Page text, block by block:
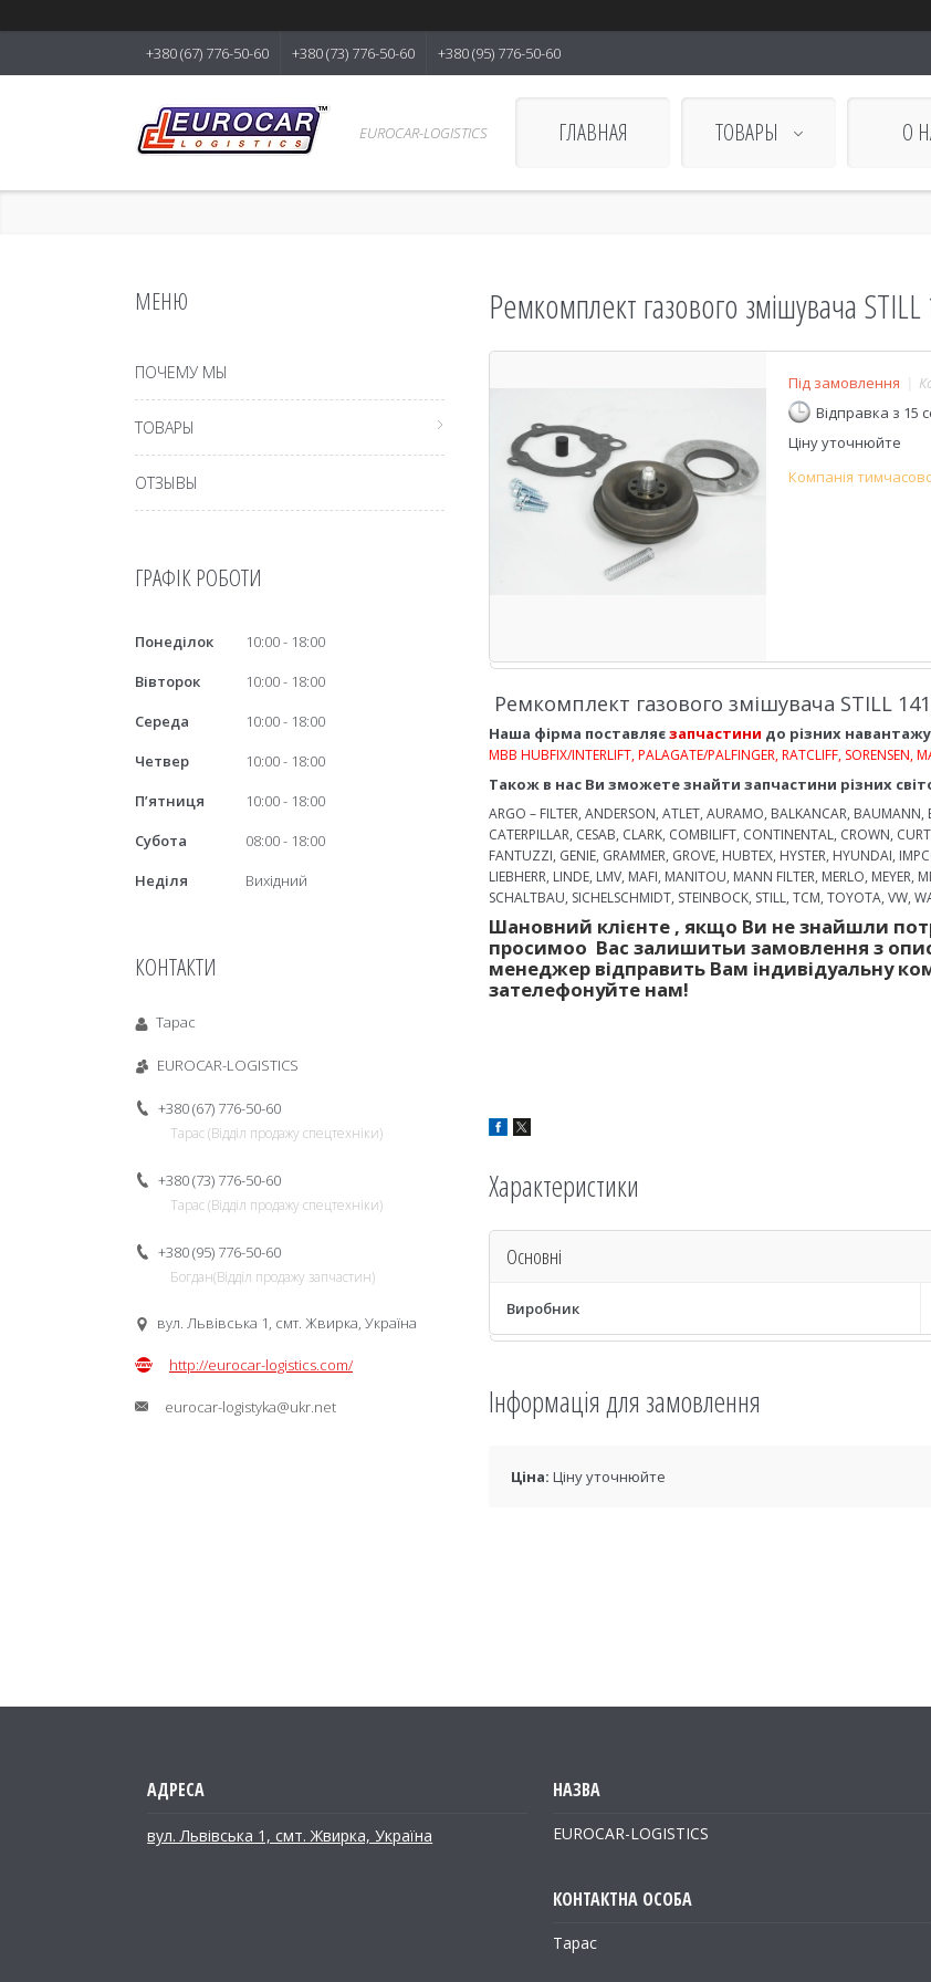
+380 (67) 776-50-60 +380 (73) 776-50-60 +380 (95) 776-50-60
EUROCAR-LOGISTICS ГЛАВНАЯ ТОВАРЫ О
Ремкомплект газового змішувача
Під замовлення
Відправка з 15
Ціну уточнюйте
Компанія
Ремкомплект газового змішувача STILL
Наша фірма поставляєзапчастини до різних
MBB HUBFIX/INTERLIFT, PALAGATE/PALFINGER, RATCLIFF, SORENSEN,
Також в нас Ви зможете знайти запчастини різних
ARGO – FILTER, ANDERSON, ATLET, AURAMO, BALKANCAR,
CATERPILLAR, CESAB, CLARK, COMBILIFT, CONTINENTAL, CROWN,
FANTUZZI, GENIE, GRAMMER, GROVE, HUBTEX, HYSTER, HYUNDAI,
LIEBHERR, LINDE, LMV, MAFI, MANITOU, MANN FILTER, MERLO, MEYER,
SCHALTBAU, SICHELSCHMIDT, STEINBOCK, STILL, TCM, TOYOTA, VW,
Шановний клієнте , якщо Ви не знайшли
просимоо Вас залишитьи замовлення з
менеджер відправить Вам індивідуальну
зателефонуйте нам!
Характеристики
Основні
Виробник
Інформація для замовлення
Ціна: Ціну уточнюйте
ПОЧЕМУ МЫ
ТОВАРЫ
ОТЗЫВЫ
ГРАФІК РОБОТИ
Понеділок 10:00
18:00
Вівторок
10:00
18:00
Середа
10:00
18:00
Четвер
10:00
18:00
Пʼятниця
10:00
18:00
Субота
08:00
18:00
Неділя
Вихідний
КОНТАКТИ
Тарас
EUROCAR-LOGISTICS
+380 (67) 776-50-60
Тарас (Відділ продажу спецтехніки)
+380 (73) 776-50-60
Тарас (Відділ продажу спецтехніки)
+380 (95) 776-50-60
Богдан(Відділ продажу запчастин)
вул. Львівська 1, смт. Жвирка, Україна
http://eurocar-logistics.com/
eurocar-logistyka@ukr.net
вул. Львівська 1, смт. Жвирка, Україна EUROCAR-LOGISTICS
Тарас